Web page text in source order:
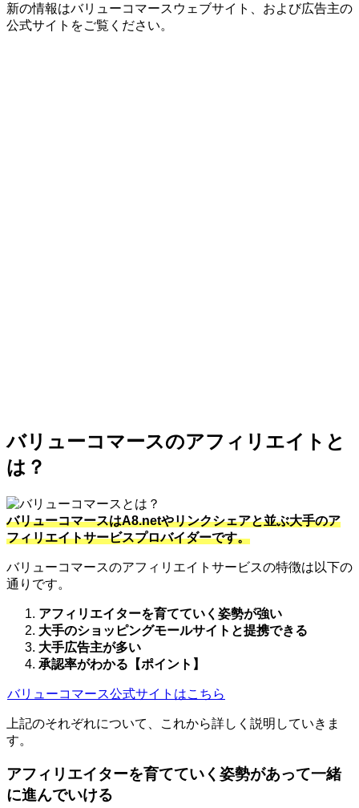
新の情報はバリューコマースウェブサイト、および広告主の
公式サイトをご覧ください。
バリューコマースのアフィリエイトと
は？
バリューコマースはA8.netやリンクシェアと並ぶ大手のア
フィリエイトサービスプロバイダーです。
バリューコマースのアフィリエイトサービスの特徴は以下の
通りです。
アフィリエイターを育てていく姿勢が強い
大手のショッピングモールサイトと提携できる
大手広告主が多い
承認率がわかる【ポイント】
バリューコマース公式サイトはこちら
上記のそれぞれについて、これから詳しく説明していきま
す。
アフィリエイターを育てていく姿勢があって一緒
に進んでいける